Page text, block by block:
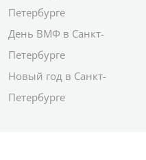
Петербурге
День ВМФ в Санкт-
Петербурге
Новый год в Санкт-
Петербурге